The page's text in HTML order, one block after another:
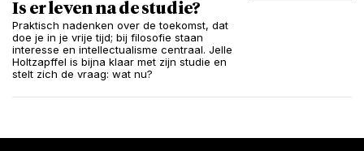
Is er leven na de studie?
Praktisch nadenken over de toekomst, dat
doe je in je vrije tijd; bij filosofie staan
interesse en intellectualisme centraal. Jelle
Holtzapffel is bijna klaar met zijn studie en
stelt zich de vraag: wat nu?